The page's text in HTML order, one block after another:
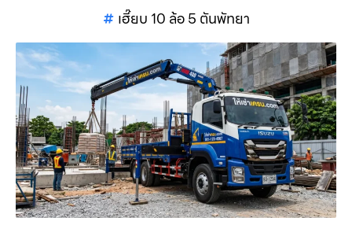
เฮี๊ยบ 10 ล้อ 5 ตันพัทยา